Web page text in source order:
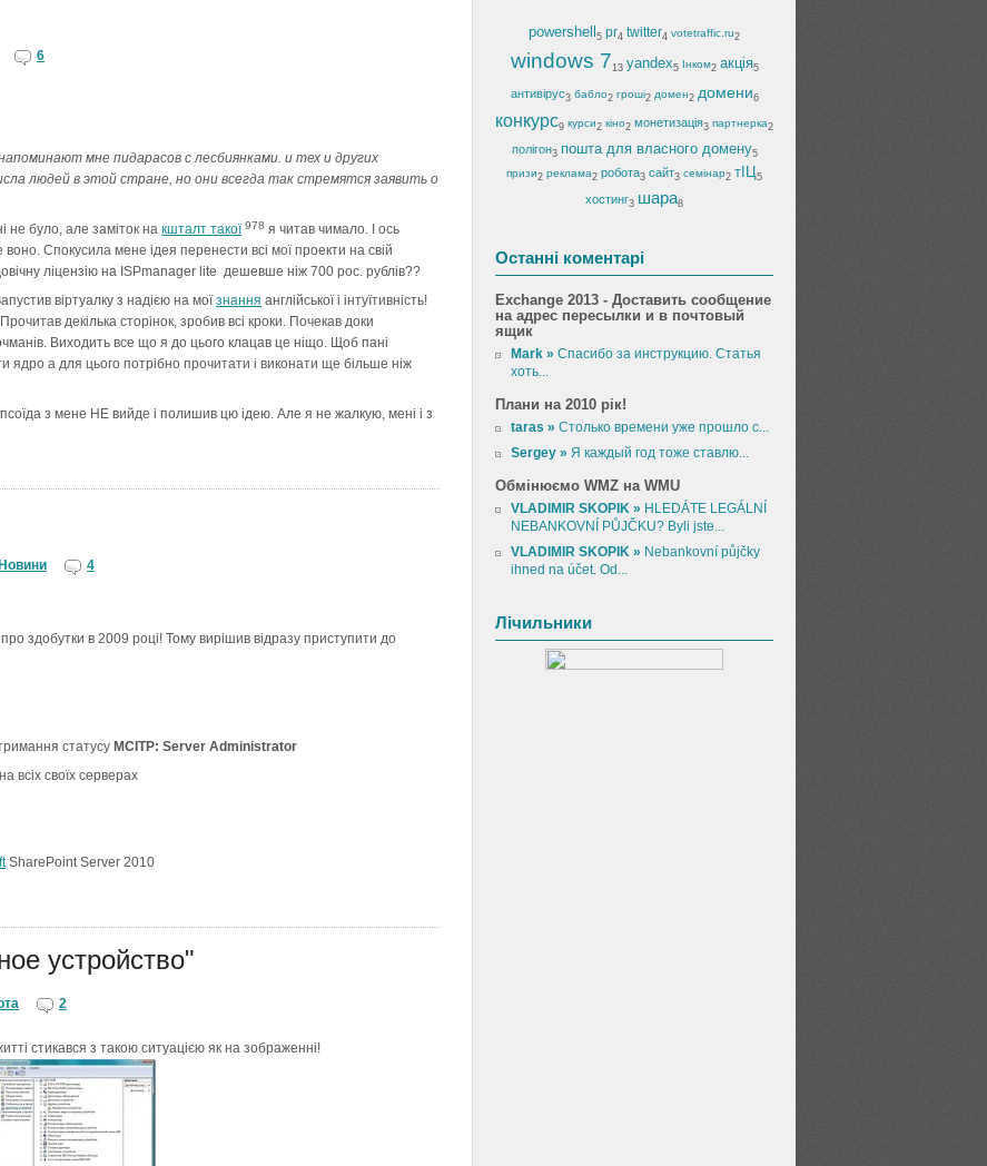
6
мне пидарасов с лесбиянками. и тех и других
людей в этой стране, но они всегда так стремятся заявить о
не було, але заміток на кшталт такої 978 я читав чимало. І ось
Спокусила мене ідея перенести всі мої проекти на свій
ліцензію на ISPmanager lite дешевше ніж 700 рос. рублів??
віртуалку з надією на моїзнання англійської і інтуїтивність!
декілька сторінок, зробив всі кроки. Почекав доки
Виходить все що я до цього клацав це ніщо. Щоб пані
ядро а для цього потрібно прочитати і виконати ще більше ніж
з мене НЕ вийде і полишив цю ідею. Але я не жалкую, мені і з
Новини 4
здобутки в 2009 році! Тому вирішив відразу приступити до
статусу MCITP: Server Administrator
всіх своїх серверах
SharePoint Server 2010
устройство"
2
стикався з такою ситуацією як на зображенні!
powershell 5 pr4 twitter4 votetraffic.ru2
windows 7 13 yandex5 Інком2 акція5
антивірус3 бабло2 гроші2 домен2 домени6
конкурс9 курси2 кіно2 монетизація3 партнерка2
полігон3 пошта для власного домену5
призи2 реклама2 робота3 сайт3 семінар2 тІЦ5
хостинг3 шара8
Останні коментарі
Exchange 2013 - Доставить сообщение
на адрес пересылки и в почтовый
ящик
Mark » Спасибо за инструкцию. Статья
хоть...
Плани на 2010 рік!
taras » Столько времени уже прошло с...
Sergey » Я каждый год тоже ставлю...
Обмінюємо WMZ на WMU
VLADIMIR SKOPIK » HLEDÁTE LEGÁLNÍ
NEBANKOVNÍ PŮJČKU? Byli jste...
VLADIMIR SKOPIK » Nebankovní půjčky
ihned na účet. Od...
Лічильники